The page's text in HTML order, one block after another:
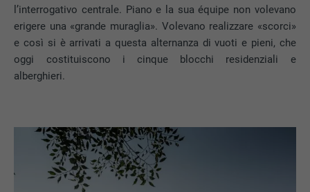
l’interrogativo centrale. Piano e la sua équipe non volevano
erigere una «grande muraglia». Volevano realizzare «scorci»
e così si è arrivati a questa alternanza di vuoti e pieni, che
oggi costituiscono i cinque blocchi residenziali e
alberghieri.